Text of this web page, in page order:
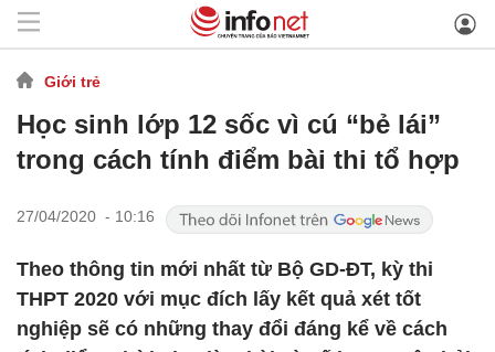
Giới trẻ
Học sinh lớp 12 sốc vì cú “bẻ lái”
trong cách tính điểm bài thi tổ hợp
27/04/2020 - 10:16
Theo thông tin mới nhất từ Bộ GD-ĐT, kỳ thi
THPT 2020 với mục đích lấy kết quả xét tốt
nghiệp sẽ có những thay đổi đáng kể về cách